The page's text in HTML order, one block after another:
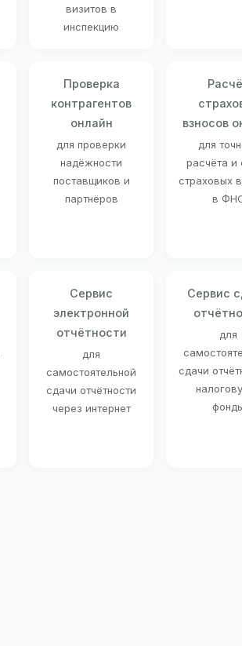
визитов в
инспекцию
Проверка
контрагентов
онлайн
для проверки
надёжности
поставщиков и
партнёров
взносов
для
расчёта и
страховых
в
Сервис
электронной
отчётности
для
самостоятельной
сдачи отчётности
через интернет
Сервис
для
сдачи